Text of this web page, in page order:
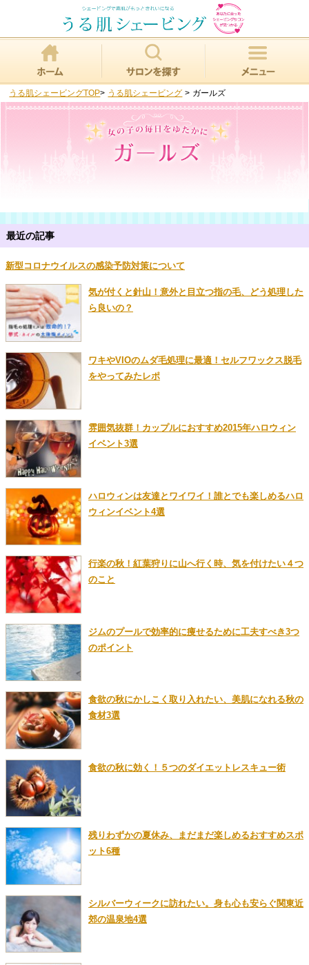
うる肌シェービングTOP> うる肌シェービング > ガールズ
最近の記事
新型コロナウイルスの感染予防対策について
気が付くと針山！意外と目立つ指の毛、どう処理した
ら良いの？
ワキやVIOのムダ毛処理に最適！セルフワックス脱毛
をやってみたレポ
雰囲気抜群！カップルにおすすめ2015年ハロウィン
イベント3選
ハロウィンは友達とワイワイ！誰とでも楽しめるハロ
ウィンイベント4選
行楽の秋！紅葉狩りに山へ行く時、気を付けたい４つ
のこと
ジムのプールで効率的に痩せるために工夫すべき3つ
のポイント
食欲の秋にかしこく取り入れたい、美肌になれる秋の
食材3選
食欲の秋に効く！５つのダイエットレスキュー術
残りわずかの夏休み、まだまだ楽しめるおすすめスポ
ット6種
シルバーウィークに訪れたい。身も心も安らぐ関東近
郊の温泉地4選